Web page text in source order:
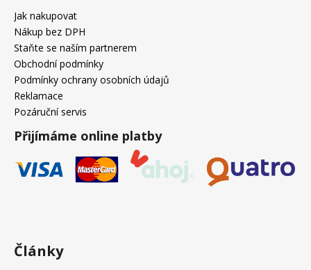
Jak nakupovat
Nákup bez DPH
Staňte se naším partnerem
Obchodní podmínky
Podmínky ochrany osobních údajů
Reklamace
Pozáruční servis
Přijímáme online platby
Články